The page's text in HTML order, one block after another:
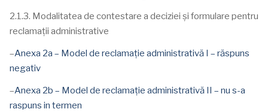
2.1.3. Modalitatea de contestare a deciziei și formulare pentru
reclamații administrative
–Anexa 2a – Model de reclamație administrativă I – răspuns
negativ
–Anexa 2b – Model de reclamație administrativă II – nu s-a
raspuns in termen